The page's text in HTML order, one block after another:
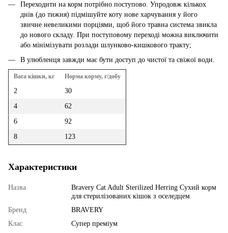
Переходити на корм потрібно поступово. Упродовж кількох
днів (до тижня) підмішуйте коту нове харчування у його
звичне невеликими порціями, щоб його травна система звикла
до нового складу. При поступовому переході можна виключити
або мінімізувати розлади шлунково-кишкового тракту;
В улюбленця завжди має бути доступ до чистої та свіжої води.
Вага кішки, кг Норма корму, г/добу
2
30
4
62
6
92
8
123
Характеристики
Назва
Bravery Cat Adult Sterilized Herring Сухий корм
для стерилізованих кішок з оселедцем
Бренд
BRAVERY
Клас
Супер преміум